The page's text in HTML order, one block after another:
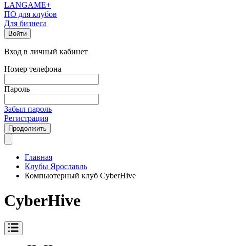
LANGAME+
ПО для клубов
Для бизнеса
Войти
Вход в личный кабинет
Номер телефона
Пароль
Забыл пароль
Регистрация
Продолжить
Главная
Клубы Ярославль
Компьютерный клуб CyberHive
CyberHive